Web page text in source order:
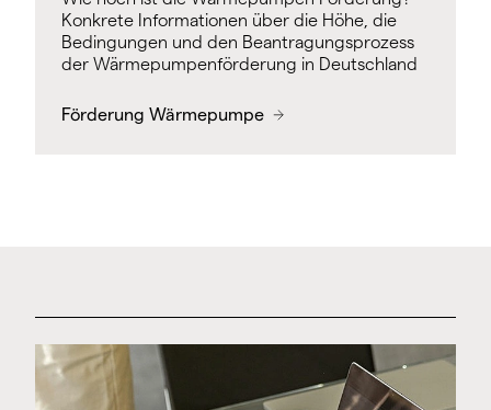
Konkrete Informationen über die Höhe, die
Bedingungen und den Beantragungsprozess
der Wärmepumpenförderung in Deutschland
Förderung Wärmepumpe